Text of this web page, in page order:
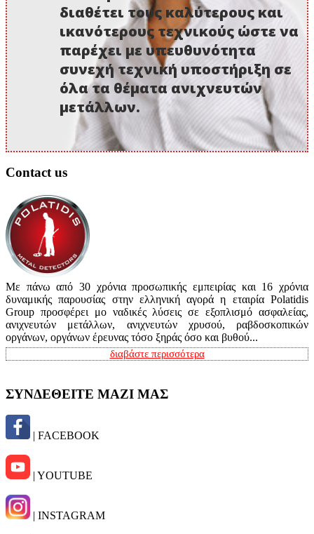
διαθέτει τους καλύτερους και
ικανότερους τεχνικούς ώστε να
παρέχει με υπευθυνότητα
συνεχή τεχνική υποστήριξη σε
όλα τα θέματα ανιχνευτών
μετάλλων.
Contact us
Με πάνω από 30 χρόνια προσωπικής εμπειρίας και 16 χρόνια
δυναμικής παρουσίας στην ελληνική αγορά η εταιρία Polatidis
Group προσφέρει μο ναδικές λύσεις σε εξοπλισμό ασφαλείας,
ανιχνευτών μετάλλων, ανιχνευτών χρυσού, ραβδοσκοπικών
οργάνων, οργάνων έρευνας τόσο ξηράς όσο και βυθού...
διαβάστε περισσότερα
ΣΥΝΔΕΘΕΙΤΕ ΜΑΖΙ ΜΑΣ
| FACEBOOK
| YOUTUBE
| INSTAGRAM